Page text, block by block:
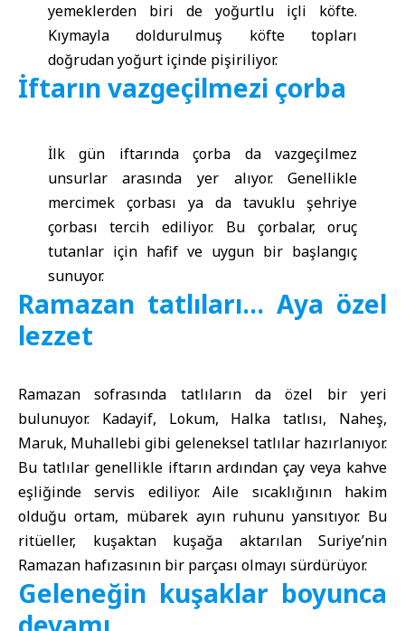
yemeklerden biri de yoğurtlu içli köfte.
Kıymayla doldurulmuş köfte topları
doğrudan yoğurt içinde pişiriliyor.
İftarın vazgeçilmezi çorba
İlk gün iftarında çorba da vazgeçilmez
unsurlar arasında yer alıyor. Genellikle
mercimek çorbası ya da tavuklu şehriye
çorbası tercih ediliyor. Bu çorbalar, oruç
tutanlar için hafif ve uygun bir başlangıç
sunuyor.
Ramazan tatlıları… Aya özel
lezzet
Ramazan sofrasında tatlıların da özel bir yeri
bulunuyor. Kadayif, Lokum, Halka tatlısı, Naheş,
Maruk, Muhallebi gibi geleneksel tatlılar hazırlanıyor.
Bu tatlılar genellikle iftarın ardından çay veya kahve
eşliğinde servis ediliyor. Aile sıcaklığının hakim
olduğu ortam, mübarek ayın ruhunu yansıtıyor. Bu
ritüeller, kuşaktan kuşağa aktarılan Suriye’nin
Ramazan hafızasının bir parçası olmayı sürdürüyor.
Geleneğin kuşaklar boyunca